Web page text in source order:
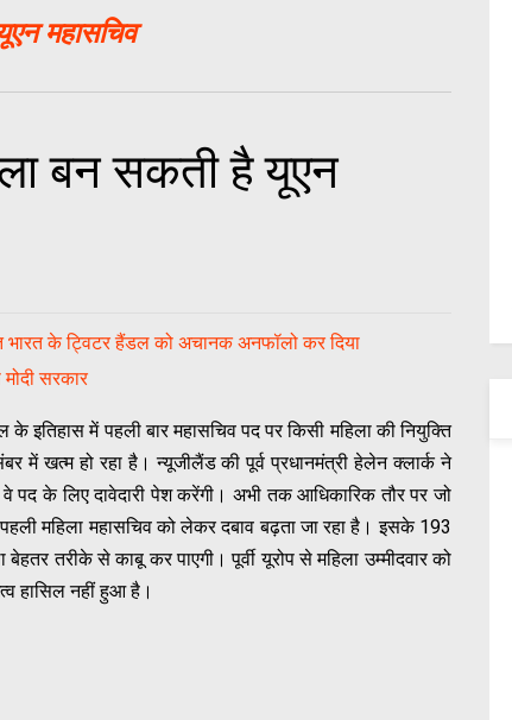
महासचिव
बन सकती है यूएन
भारत के ट्विटर हैंडल को अचानक अनफॉलो कर दिया
सरकार
इतिहास में पहली बार महासचिव पद पर किसी महिला की नियुक्ति
में खत्म हो रहा है। न्यूजीलैंड की पूर्व प्रधानमंत्री हेलेन क्लार्क ने
पद के लिए दावेदारी पेश करेंगी। अभी तक आधिकारिक तौर पर जो
महिला महासचिव को लेकर दबाव बढ़ता जा रहा है। इसके 193
तरीके से काबू कर पाएगी। पूर्वी यूरोप से महिला उम्मीदवार को
हासिल नहीं हुआ है।